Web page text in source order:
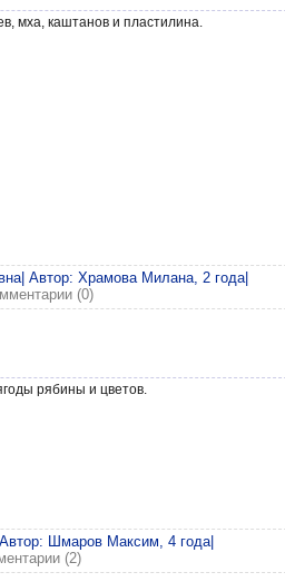
мха, каштанов и пластилина.
Автор: Храмова Милана, 2 года|
(0)
рябины и цветов.
Шмаров Максим, 4 года|
(2)